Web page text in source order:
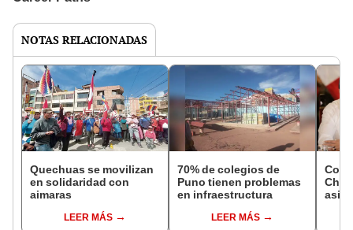
NOTAS RELACIONADAS
Quechuas se movilizan
en solidaridad con
aimaras
LEER MÁS
70% de colegios de
Puno tienen problemas
en infraestructura
LEER MÁS